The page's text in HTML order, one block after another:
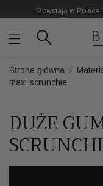
Powstają w Polsce
Twój znak
Strona główna
maxi scrunchie
DUŻE